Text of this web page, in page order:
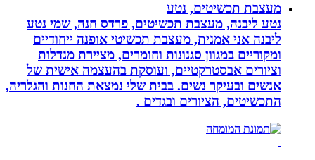
מעצבת תכשיטים, נטע
נטע ליבנה, מעצבת תכשיטים, פרדס חנה, שמי נטע
ליבנה אני אמנית, מעצבת תכשיטי אופנה ייחודיים
ומקוריים במגוון סגנונות וחומרים, מציירת מנדלות
וציורים אבסטרקטיים, ועוסקת בהעצמה אישית של
אנשים ובעיקר נשים. בבית שלי נמצאת החנות והגלריה,
התכשיטים, הציורים ובגדים .